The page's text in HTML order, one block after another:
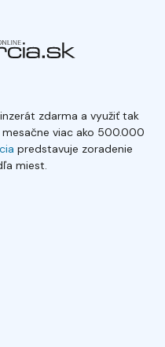
zdarma a využiť tak
viac ako 500.000
predstavuje zoradenie
miest.